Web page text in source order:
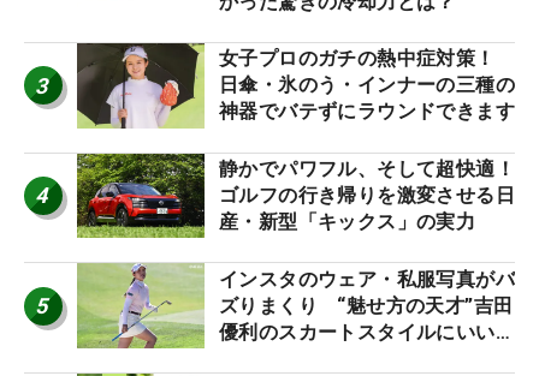
3
女子プロのガチの熱中症対策！
日傘・氷のう・インナーの三種の
神器でバテずにラウンドできます
4
静かでパワフル、そして超快適！
ゴルフの行き帰りを激変させる日
産・新型「キックス」の実力
5
インスタのウェア・私服写真がバ
ズりまくり “魅せ方の天才”吉田
優利のスカートスタイルにいい